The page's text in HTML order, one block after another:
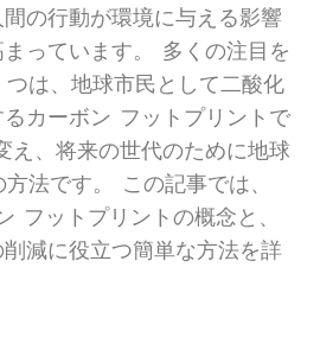
の行動が環境に与える影響
っています。 多くの注目を
は、地球市民として二酸化
カーボン フットプリントで
え、将来の世代のために地球
法です。 この記事では、
フットプリントの概念と、
減に役立つ簡単な方法を詳